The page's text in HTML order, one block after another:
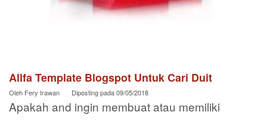
Allfa Template Blogspot Untuk Cari Duit
Oleh Fery Irawan Diposting pada09/05/2018
Apakah and ingin membuat atau memiliki